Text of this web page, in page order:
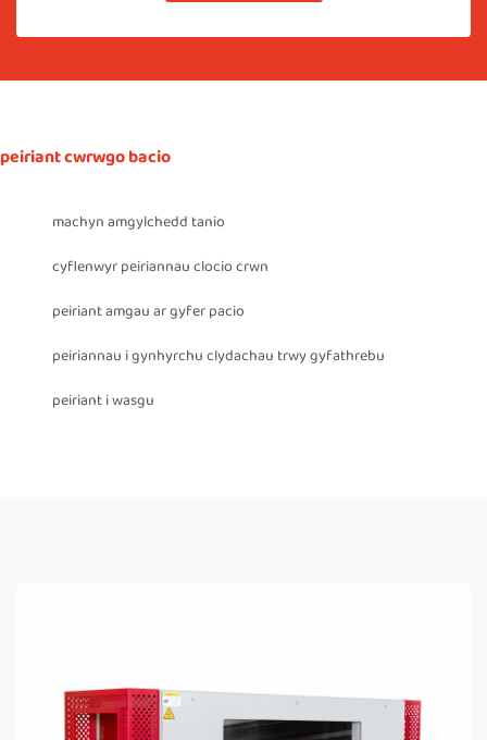
peiriant cwrwgo bacio
machyn amgylchedd tanio
cyflenwyr peiriannau clocio crwn
peiriant amgau ar gyfer pacio
peiriannau i gynhyrchu clydachau trwy gyfathrebu
peiriant i wasgu